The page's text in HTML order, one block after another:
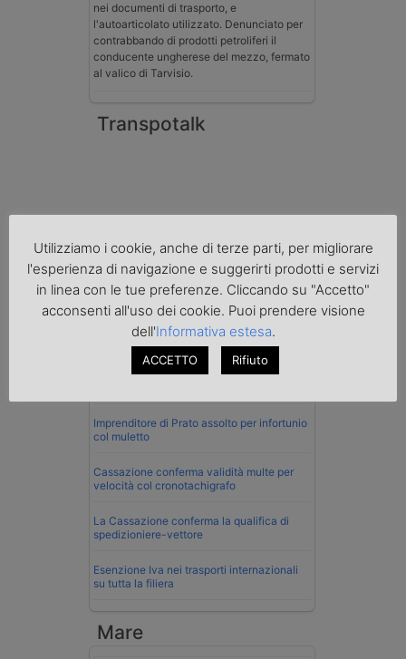
nei documenti di trasporto, e
l'autoarticolato utilizzato. Denunciato per
contrabbando di prodotti petroliferi il
conducente ungherese del mezzo, fermato
al valico di Tarvisio.
Transpotalk
Normativa
La riforma del Codice della Strada punta
Imprenditore di Prato assolto per infortunio
col muletto
Cassazione conferma validità multe per
velocità col cronotachigrafo
La Cassazione conferma la qualifica di
spedizioniere-vettore
Esenzione Iva nei trasporti internazionali
su tutta la filiera
Mare
Utilizziamo i cookie, anche di terze parti, per migliorare
l'esperienza di navigazione e suggerirti prodotti e servizi
in linea con le tue preferenze. Cliccando su "Accetto"
acconsenti all'uso dei cookie. Puoi prendere visione
dell'Informativa estesa.
ACCETTO Rifiuto